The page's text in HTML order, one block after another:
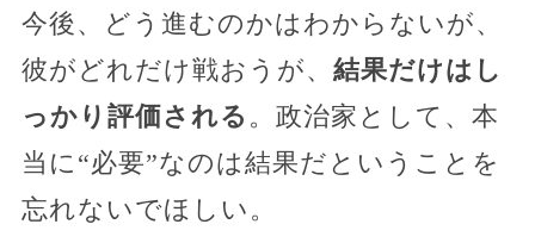
今後、どう進むのかはわからないが、
彼がどれだけ戦おうが、 結果だけはし
っかり評価される 。政治家として、本
当に“必要”なのは結果だということを
忘れないでほしい。